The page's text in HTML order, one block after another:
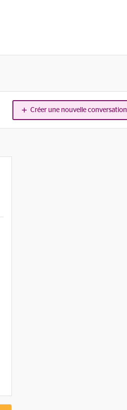
Créer une nouvelle conversation